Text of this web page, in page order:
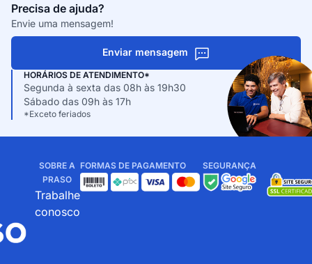
Precisa de ajuda?
Envie uma mensagem!
Enviar mensagem
HORÁRIOS DE ATENDIMENTO*
Segunda à sexta das 08h às 19h30
Sábado das 09h às 17h
*Exceto feriados
SOBRE A
PRASO
Trabalhe
conosco
FORMAS DE PAGAMENTO SEGURANÇA